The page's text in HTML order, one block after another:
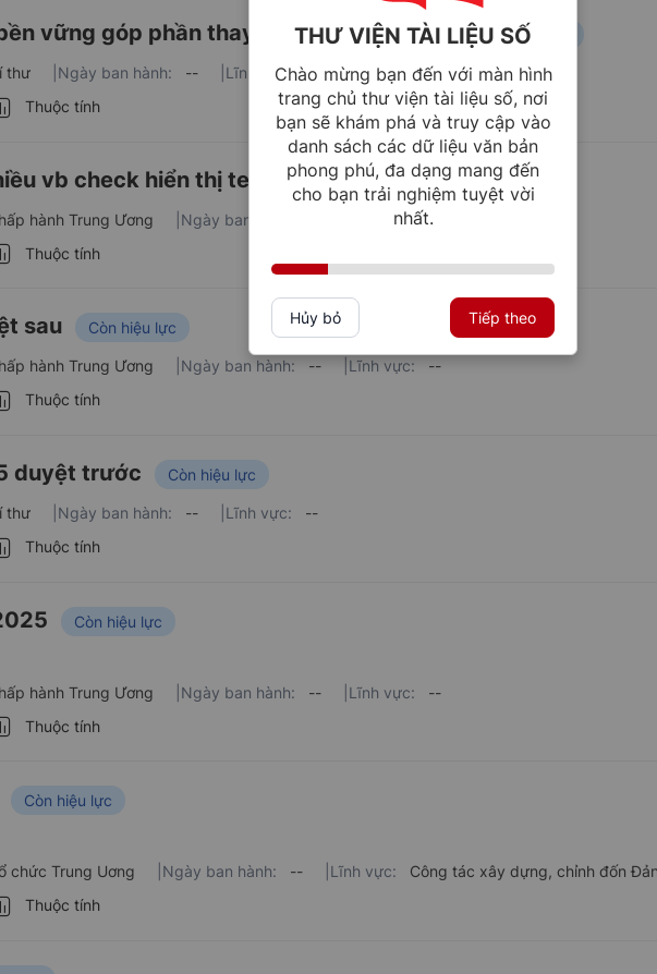
vững góp phần thay đổi Hành tinh xanh Còn hiệu lực
thư Ngày ban hành: -- Lĩnh vực:
--
Thuộc tính
vb check hiển thị text to speech Còn hiệu lực
hành Trung Ương Ngày ban hành: Lĩnh vực:
--
Thuộc tính
sau Còn hiệu lực
hành Trung Ương Ngày ban hành: -- Lĩnh vực:
--
Thuộc tính
duyệt trước Còn hiệu lực
thư Ngày ban hành: -- Lĩnh vực:
--
Thuộc tính
Còn hiệu lực
hành Trung Ương Ngày ban hành: -- Lĩnh vực:
--
Thuộc tính
Còn hiệu lực
chức Trung Uơng Ngày ban hành: -- Lĩnh vực:
Công tác xây dựng, chỉnh đốn
Thuộc tính
THƯ VIỆN TÀI LIỆU SỐ
Chào mừng bạn đến với màn hình
trang chủ thư viện tài liệu số, nơi
bạn sẽ khám phá và truy cập vào
danh sách các dữ liệu văn bản
phong phú, đa dạng mang đến
cho bạn trải nghiệm tuyệt vời
nhất.
Hủy bỏ Tiếp theo